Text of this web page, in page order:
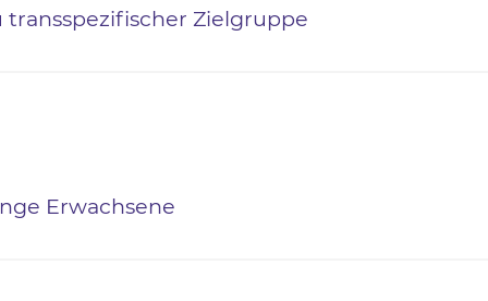
transspezifischer Zielgruppe
Erwachsene